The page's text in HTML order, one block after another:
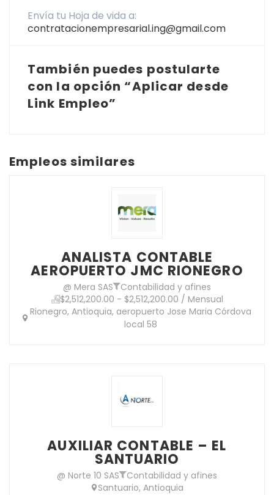
Envía tu Hoja de vida a:
contratacionempresarial.ing@gmail.com
También puedes postularte
con la opción “Aplicar desde
Link Empleo”
Empleos similares
ANALISTA CONTABLE
AEROPUERTO JMC RIONEGRO
@ Mera SAS
Contabilidad y afines
$2,512,200.00 - $2,512,200.00 / Mensual
Rionegro, Antioquia, aeropuerto Jose Maria Córdova
local 58
AUXILIAR CONTABLE – EL
SANTUARIO
@ Norte 10 SAS
Contabilidad y afines
Santuario, Antioquia